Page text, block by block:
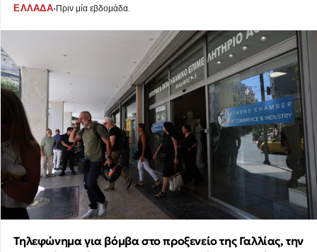
ΕΛΛΑΔΑ·Πριν μία εβδομάδα.
Τηλεφώνημα για βόμβα στο προξενείο της Γαλλίας, την